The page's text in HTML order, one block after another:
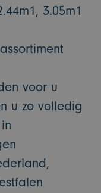
3.05m1
voor u
u zo volledig